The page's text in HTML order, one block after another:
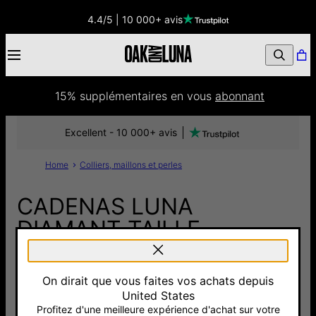
4.4/5 | 10 000+ avis
15% supplémentaires en vous abonnant
Home Colliers, maillons et perles
CADENAS LUNA
DIAMANT TAILLE
ÉMERAUDE - VERMEIL
290 €
Pay with Klarna
Excellent - 10 000+ avis
On dirait que vous faites vos achats depuis
United States
Profitez d'une meilleure expérience d'achat sur votre